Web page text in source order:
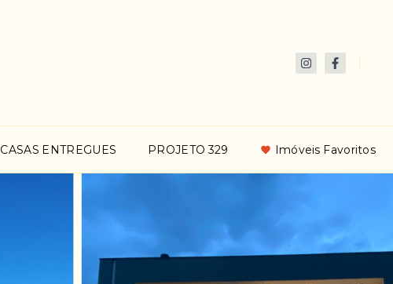
CASAS ENTREGUES PROJETO 329 Imóveis Favoritos